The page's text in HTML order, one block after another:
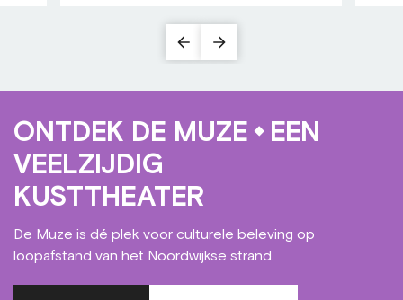
ONTDEK DE MUZE EEN
VEELZIJDIG
KUSTTHEATER
De Muze is dé plek voor culturele beleving op
loopafstand van het Noordwijkse strand.